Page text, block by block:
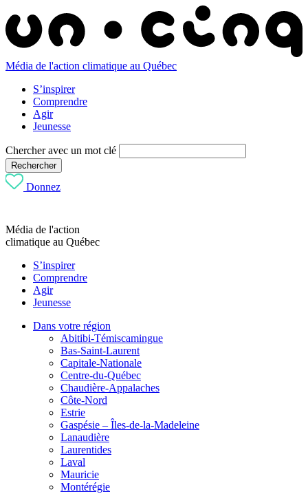
Média de l'action climatique au Québec
S’inspirer
Comprendre
Agir
Jeunesse
Chercher avec un mot clé
Rechercher
Donnez
Média de l'action
climatique au Québec
S’inspirer
Comprendre
Agir
Jeunesse
Dans votre région
Abitibi-Témiscamingue
Bas-Saint-Laurent
Capitale-Nationale
Centre-du-Québec
Chaudière-Appalaches
Côte-Nord
Estrie
Gaspésie – Îles-de-la-Madeleine
Lanaudière
Laurentides
Laval
Mauricie
Montérégie